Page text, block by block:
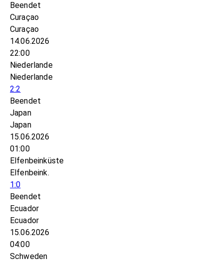
Beendet
Curaçao
Curaçao
14.06.2026
22:00
Niederlande
Niederlande
2:2
Beendet
Japan
Japan
15.06.2026
01:00
Elfenbeinküste
Elfenbeink.
1:0
Beendet
Ecuador
Ecuador
15.06.2026
04:00
Schweden